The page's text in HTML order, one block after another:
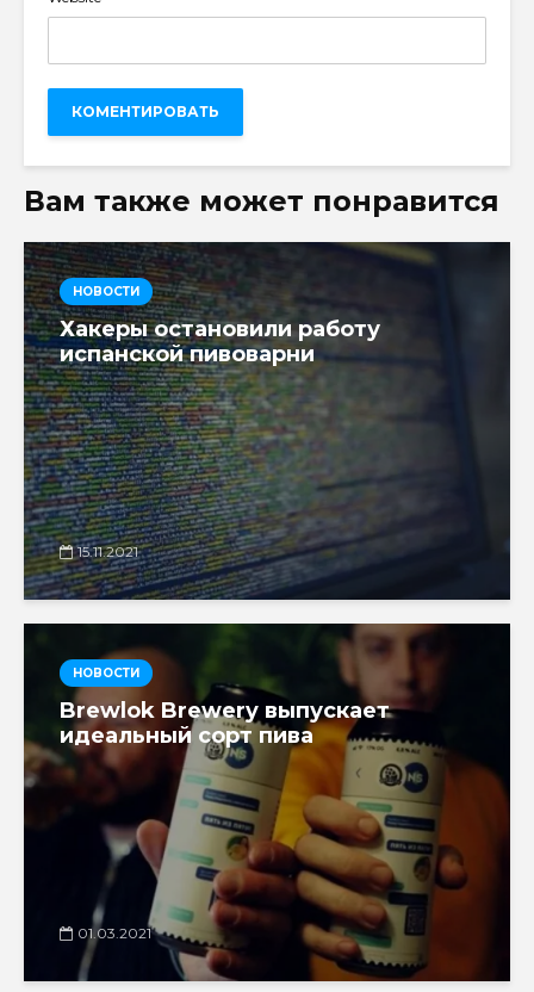
Вам также может понравится
НОВОСТИ
Хакеры остановили работу
испанской пивоварни
15.11.2021
НОВОСТИ
Brewlok Brewery выпускает
идеальный сорт пива
01.03.2021